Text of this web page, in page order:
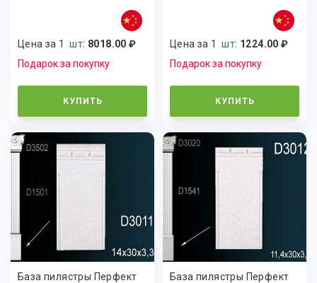
Цена за 1шт: 8018.00 ₽
Подарок за покупку
КУПИТЬ
Цена за 1шт: 1224.00 ₽
Подарок за покупку
КУПИТЬ
База пилястры Перфект
База пилястры Перфект